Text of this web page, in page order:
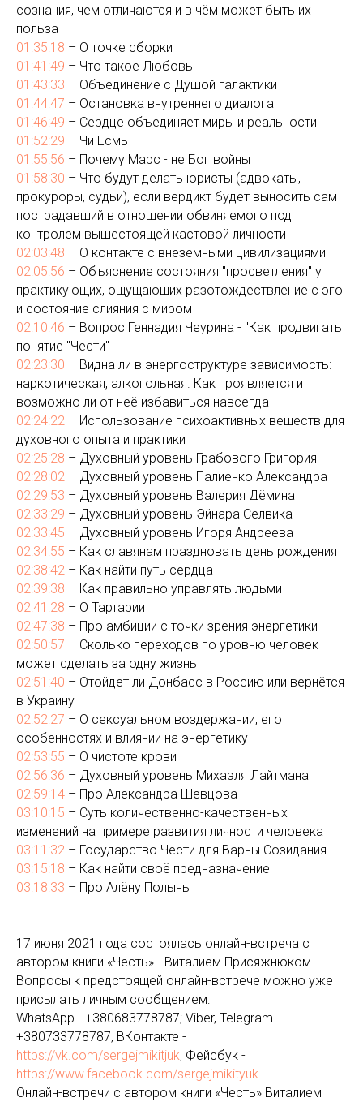
сознания, чем отличаются и в чём может быть их
польза
01:35:18 – О точке сборки
01:41:49 – Что такое Любовь
01:43:33 – Объединение с Душой галактики
01:44:47 – Остановка внутреннего диалога
01:46:49 – Сердце объединяет миры и реальности
01:52:29 – Чи Есмь
01:55:56 – Почему Марс - не Бог войны
01:58:30 – Что будут делать юристы (адвокаты,
прокуроры, судьи), если вердикт будет выносить сам
пострадавший в отношении обвиняемого под
контролем вышестоящей кастовой личности
02:03:48 – О контакте с внеземными цивилизациями
02:05:56 – Объяснение состояния "просветления" у
практикующих, ощущающих разотождествление с эго
и состояние слияния с миром
02:10:46 – Вопрос Геннадия Чеурина - "Как продвигать
понятие "Чести"
02:23:30 – Видна ли в энергоструктуре зависимость:
наркотическая, алкогольная. Как проявляется и
возможно ли от неё избавиться навсегда
02:24:22 – Использование психоактивных веществ для
духовного опыта и практики
02:25:28 – Духовный уровень Грабового Григория
02:28:02 – Духовный уровень Палиенко Александра
02:29:53 – Духовный уровень Валерия Дёмина
02:33:29 – Духовный уровень Эйнара Селвика
02:33:45 – Духовный уровень Игоря Андреева
02:34:55 – Как славянам праздновать день рождения
02:38:42 – Как найти путь сердца
02:39:38 – Как правильно управлять людьми
02:41:28 – О Тартарии
02:47:38 – Про амбиции с точки зрения энергетики
02:50:57 – Сколько переходов по уровню человек
может сделать за одну жизнь
02:51:40 – Отойдет ли Донбасс в Россию или вернётся
в Украину
02:52:27 – О сексуальном воздержании, его
особенностях и влиянии на энергетику
02:53:55 – О чистоте крови
02:56:36 – Духовный уровень Михаэля Лайтмана
02:59:14 – Про Александра Шевцова
03:10:15 – Суть количественно-качественных
изменений на примере развития личности человека
03:11:32 – Государство Чести для Варны Созидания
03:15:18 – Как найти своё предназначение
03:18:33 – Про Алёну Полынь
17 июня 2021 года состоялась онлайн-встреча с
автором книги «Честь» - Виталием Присяжнюком.
Вопросы к предстоящей онлайн-встрече можно уже
присылать личным сообщением:
WhatsApp - +380683778787; Viber, Telegram -
+380733778787, ВКонтакте -
https://vk.com/sergejmikitjuk​, Фейсбук -
https://www.facebook.com/sergejmikityuk​
Онлайн-встречи с автором книги «Честь» Виталием